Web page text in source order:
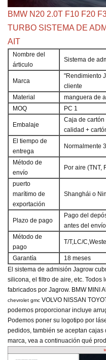
BMW N20 2.0T F10 F20
TURBO SISTEMA DE
AIT
Nombre del
árticulo
Sistema de
Marca
"Rendimiento
cliente
Material
manguera de
MOQ
PC 1
Embalaje
Caja de
calidad +
El tiempo de
entrega
Normalmente
Método de
envío
Por aire (TNT,
puerto
marítimo de
exportación
Shanghái o
Plazo de pago
Pago del
antes del envío
Método de
pago
T/T,LC/
Garantía
18 meses
El sistema de admisión Jagrow
silicona, el filtro de aire, etc. Todos
fabricados por Jagrow. BMW MINI
chevrolet gmc VOLVO NISSAN
podemos proporcionar incluye
Podemos poner su logotipo por
pedidos, también se aceptan
marca, vea a continuación qué